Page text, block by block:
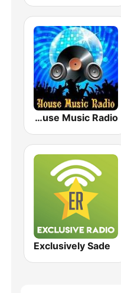
House Music Radio
Exclusively Sade